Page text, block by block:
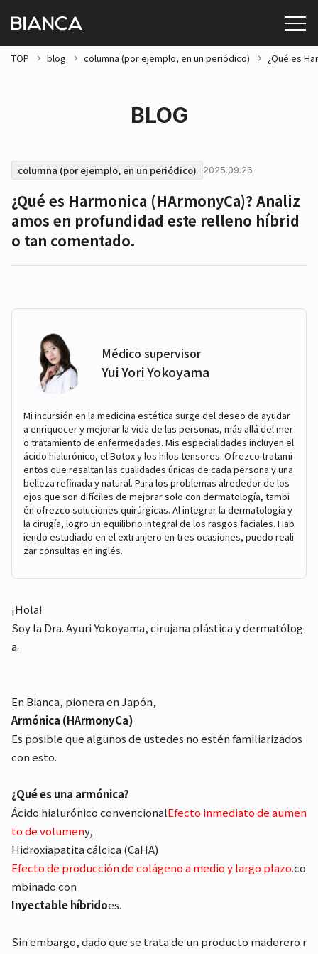
TOP blog columna (por ejemplo, en un periódico) ¿Qué es
BLOG
columna (por ejemplo, en un periódico) 2025.09.26
¿Qué es Harmonica (HArmonyCa)? Analiz
amos en profundidad este relleno híbrid
o tan comentado.
Médico supervisor
Yui Yori Yokoyama
Mi incursión en la medicina estética surge del deseo de ayudar
a enriquecer y mejorar la vida de las personas, más allá del mer
o tratamiento de enfermedades. Mis especialidades incluyen el
ácido hialurónico, el Botox y los hilos tensores. Ofrezco tratami
entos que resaltan las cualidades únicas de cada persona y una
belleza refinada y natural. Para los problemas alrededor de los
ojos que son difíciles de mejorar solo con dermatología, tambi
én ofrezco soluciones quirúrgicas. Al integrar la dermatología y
la cirugía, logro un equilibrio integral de los rasgos faciales. Hab
iendo estudiado en el extranjero en tres ocasiones, puedo reali
zar consultas en inglés.
¡Hola!
Soy la Dra. Ayuri Yokoyama, cirujana plástica y dermatólog
a.
En Bianca, pionera en Japón,
Armónica (HArmonyCa)
Es posible que algunos de ustedes no estén familiarizados
con esto.
¿Qué es una armónica?
Ácido hialurónico convencionalEfecto inmediato de aumen
to de volumeny,
Hidroxiapatita cálcica (CaHA)
Efecto de producción de colágeno a medio y largo plazo.co
mbinado con
Inyectable híbridoes.
Sin embargo, dado que se trata de un producto maderero r